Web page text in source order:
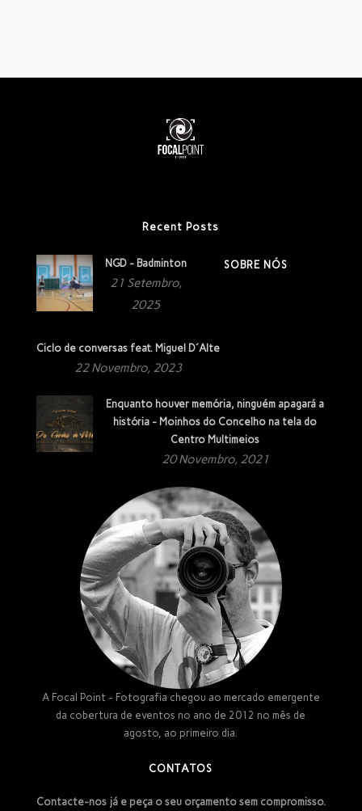
Recent Posts
NGD - Badminton
21 Setembro,
2025
Ciclo de conversas feat. Miguel D´Alte
22 Novembro, 2023
Enquanto houver memória, ninguém apagará a
história - Moinhos do Concelho na tela do
Centro Multimeios
20 Novembro, 2021
SOBRE NÓS
A Focal Point - Fotografia chegou ao mercado emergente
da cobertura de eventos no ano de 2012 no mês de
agosto, ao primeiro dia.
CONTATOS
Contacte-nos já e peça o seu orçamento sem compromisso.